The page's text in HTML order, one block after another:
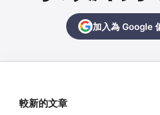
加入為 Google
較新的文章